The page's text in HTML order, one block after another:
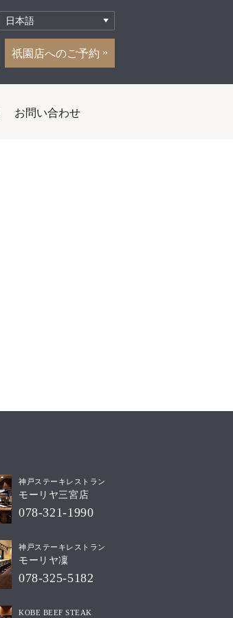
祇園店へのご予約
お問い合わせ
神戸ステーキレストラン
モーリヤ三宮店
078-321-1990
神戸ステーキレストラン
モーリヤ凜
078-325-5182
KOBE BEEF STEAK